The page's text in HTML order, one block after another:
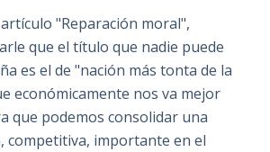
"Reparación moral",
que el título que nadie puede
es el de "nación más tonta de la
económicamente nos va mejor
que podemos consolidar una
competitiva, importante en el